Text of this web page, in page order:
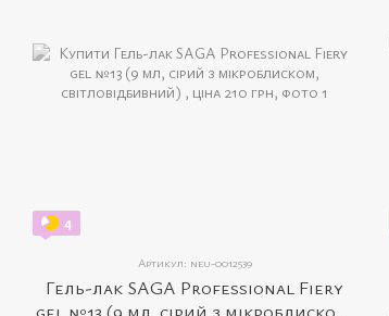
4
Артикул: neu-0012539
Гель-лак SAGA Professional Fiery
gel №13 (9 мл, сірий з мікроблиском,